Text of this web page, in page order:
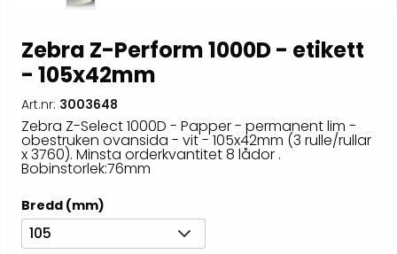
Zebra Z-Perform 1000D - etikett
- 105x42mm
Art.nr: 3003648
Zebra Z-Select 1000D - Papper - permanent lim -
obestruken ovansida - vit - 105x42mm (3 rulle/rullar
x 3760). Minsta orderkvantitet 8 lådor .
Bobinstorlek:76mm
Bredd (mm)
105